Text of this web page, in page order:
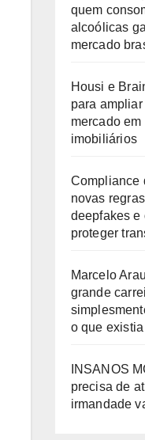
quem
alcoólicas
mercado
Housi e
para
mercado
imobiliários
Compliance
novas
deepfakes
proteger
Marcelo
grande
o que
INSANOS
precisa de
irmandade